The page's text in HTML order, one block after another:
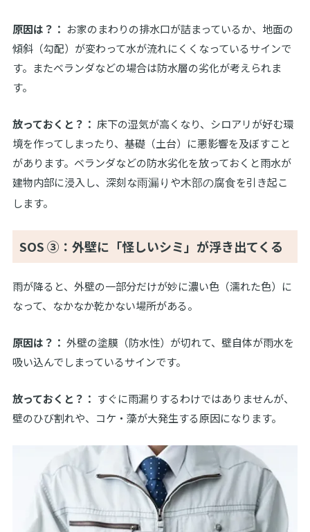
原因は？： お家のまわりの排水口が詰まっているか、地面の
傾斜（勾配）が変わって水が流れにくくなっているサインで
す。またベランダなどの場合は防水層の劣化が考えられま
す。
放っておくと？： 床下の湿気が高くなり、シロアリが好む環
境を作ってしまったり、基礎（土台）に悪影響を及ぼすこと
があります。ベランダなどの防水劣化を放っておくと雨水が
建物内部に浸入し、深刻な雨漏り や木部の腐食を引き起こ
します。
SOS ③：外壁に「怪しいシミ」が浮き出てくる
雨が降ると、外壁の一部分だけが妙に濃い色（濡れた色）に
なって、なかなか乾かない場所がある。
原因は？： 外壁の塗膜（防水性）が切れて、壁自体が雨水を
吸い込んでしまっているサインです。
放っておくと？： すぐに雨漏りするわけではありませんが、
壁のひび割れや、コケ・藻が大発生する原因になります。